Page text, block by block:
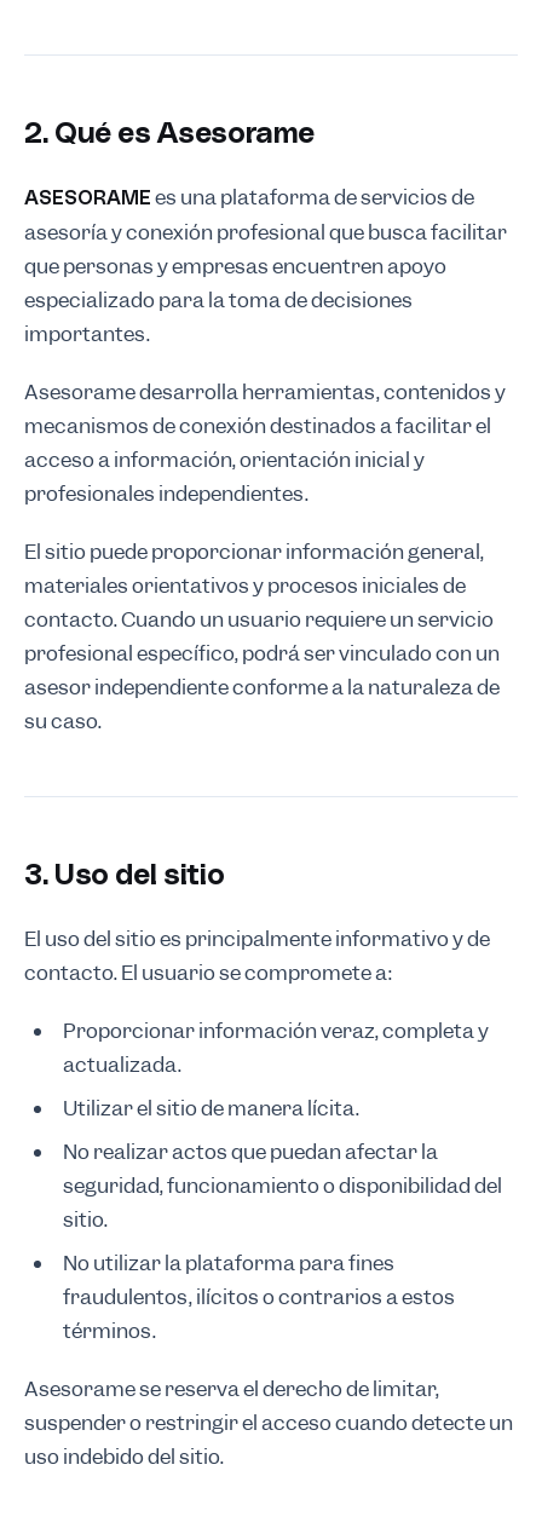
2. Qué es Asesorame
ASESORAME es una plataforma de servicios de
asesoría y conexión profesional que busca facilitar
que personas y empresas encuentren apoyo
especializado para la toma de decisiones
importantes.
Asesorame desarrolla herramientas, contenidos y
mecanismos de conexión destinados a facilitar el
acceso a información, orientación inicial y
profesionales independientes.
El sitio puede proporcionar información general,
materiales orientativos y procesos iniciales de
contacto. Cuando un usuario requiere un servicio
profesional específico, podrá ser vinculado con un
asesor independiente conforme a la naturaleza de
su caso.
3. Uso del sitio
El uso del sitio es principalmente informativo y de
contacto. El usuario se compromete a:
Proporcionar información veraz, completa y
actualizada.
Utilizar el sitio de manera lícita.
No realizar actos que puedan afectar la
seguridad, funcionamiento o disponibilidad del
sitio.
No utilizar la plataforma para fines
fraudulentos, ilícitos o contrarios a estos
términos.
Asesorame se reserva el derecho de limitar,
suspender o restringir el acceso cuando detecte un
uso indebido del sitio.